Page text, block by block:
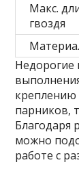
Макс.
гвоздя
Недорогие
креплению
парников,
Благодаря
можно
работе с